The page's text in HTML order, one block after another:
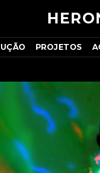
PROJETOS